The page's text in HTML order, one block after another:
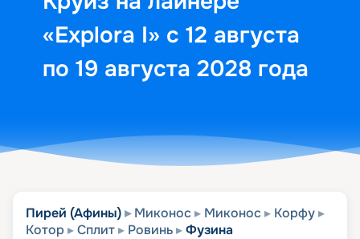
«Explora I» с 12 августа
по 19 августа 2028 года
Пирей (Афины) Миконос Миконос
Корфу
Котор
Сплит Ровинь Фузина